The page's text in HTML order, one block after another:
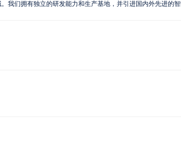
我们拥有独立的研发能力和生产基地，并引进国内外先进的